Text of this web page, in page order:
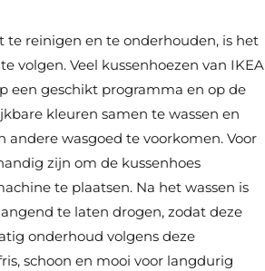
te reinigen en te onderhouden, is het
volgen. Veel kussenhoezen van IKEA
een geschikt programma en op de
kleuren samen te wassen en
wasgoed te voorkomen. Voor
zijn om de kussenhoes
te plaatsen. Na het wassen is
te laten drogen, zodat deze
onderhoud volgens deze
schoon en mooi voor langdurig